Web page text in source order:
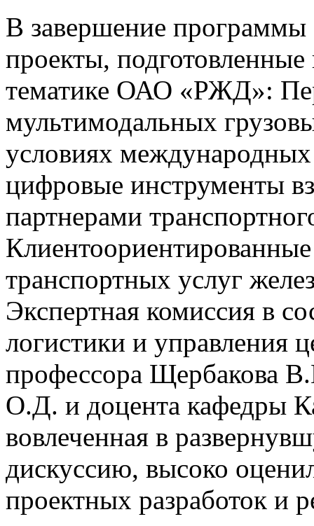
В завершение программы
проекты,
тематике ОАО «РЖД»:
мультимодальных
условиях
цифровые инструменты
партнерами
транспортных услуг
Экспертная комиссия в
логистики и управления
профессора Щербакова
О.Д. и доцента кафедры
вовлеченная в
дискуссию, высоко
проектных разработок и